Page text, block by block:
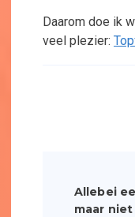
Daarom doe ik
veel plezier:
navigatie
Allebei
maar